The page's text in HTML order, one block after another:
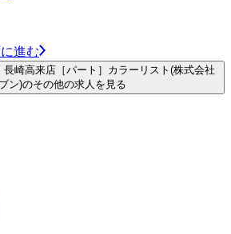
進む
崎高来店［パート］カラーリスト(株式会社
ン)のその他の求人を見る